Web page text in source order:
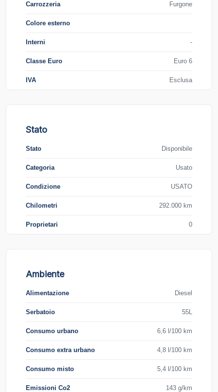
Carrozzeria Furgone
Colore esterno
Interni -
Classe Euro Euro 6
IVA Esclusa
Stato
Stato Disponibile
Categoria Usato
Condizione USATO
Chilometri 292.000 km
Proprietari 0
Ambiente
Alimentazione Diesel
Serbatoio 55L
Consumo urbano 6,6 l/100 km
Consumo extra urbano 4,8 l/100 km
Consumo misto 5,4 l/100 km
Emissioni Co2 143 g/km